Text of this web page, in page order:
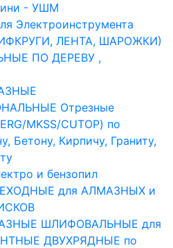
- УШМ
Электроинструмента
ЛЕНТА, ШАРОЖКИ)
ПО ДЕРЕВУ ,
Отрезные
MKSS/CUTOP) по
Бетону, Кирпичу, Граниту,
и бензопил
для АЛМАЗНЫХ и
ШЛИФОВАЛЬНЫЕ для
ДВУХРЯДНЫЕ по